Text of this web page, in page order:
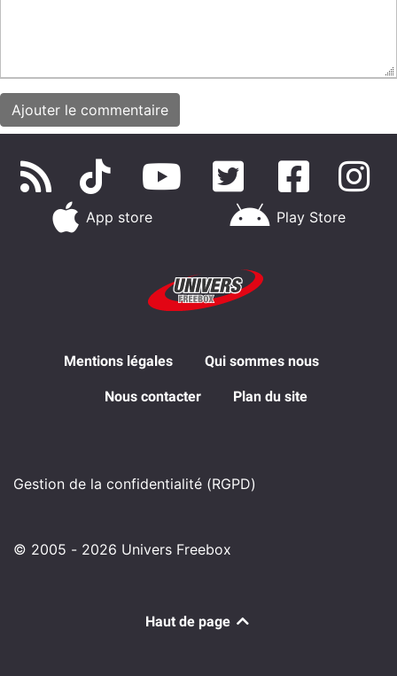
App store Play Store
Mentions légales Qui sommes nous
Nous contacter Plan du site
Gestion de la confidentialité (RGPD)
© 2005 - 2026 Univers Freebox
Haut de page